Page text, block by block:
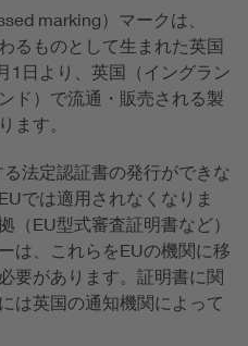
marking）マークは、
るものとして生まれた英国
1日より、英国（イングラン
ド）で流通・販売される製
ます。
法定認証書の発行ができな
では適用されなくなりま
（EU型式審査証明書など）
は、これらをEUの機関に移
要があります。証明書に関
は英国の通知機関によって